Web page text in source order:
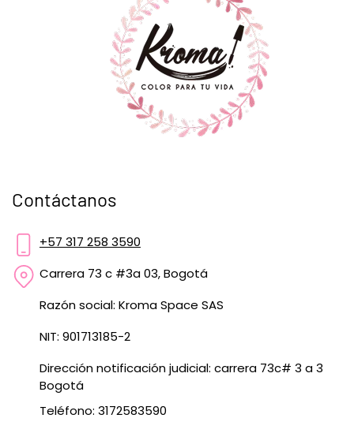
Contáctanos
+57 317 258 3590
Carrera 73 c #3a 03, Bogotá
Razón social: Kroma Space SAS
NIT: 901713185-2
Dirección notificación judicial: carrera 73c# 3 a 3
Bogotá
Teléfono: 3172583590